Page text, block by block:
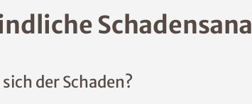
der Schaden?